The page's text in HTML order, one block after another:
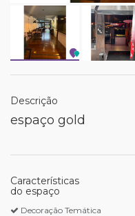
Descrição
espaço gold
Características
do espaço
Decoração Temática